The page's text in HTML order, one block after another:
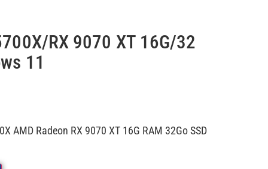
RX 9070 XT 16G/32
11
AMD Radeon RX 9070 XT 16G RAM 32Go SSD